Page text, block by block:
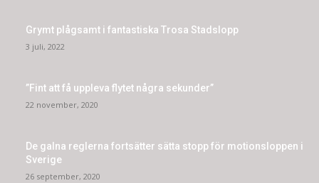
Grymt plågsamt i fantastiska Trosa Stadslopp
3 juli, 2022
”Fint att få uppleva flytet några sekunder”
22 november, 2020
De galna reglerna fortsätter sätta stopp för motionsloppen i
Sverige
26 september, 2020